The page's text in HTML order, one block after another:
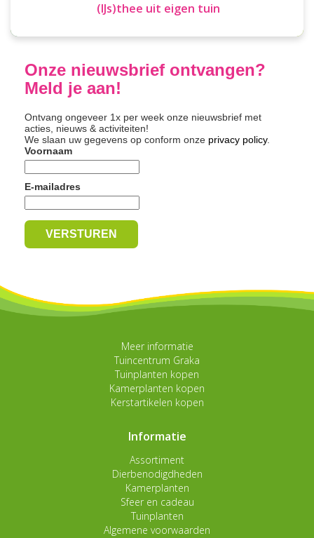
(IJs)thee uit eigen tuin
Onze nieuwsbrief ontvangen?
Meld je aan!
Ontvang ongeveer 1x per week onze nieuwsbrief met
acties, nieuws & activiteiten!
We slaan uw gegevens op conform onze privacy policy.
Voornaam
E-mailadres
Meer informatie
Tuincentrum Graka
Tuinplanten kopen
Kamerplanten kopen
Kerstartikelen kopen
Informatie
Assortiment
Dierbenodigdheden
Kamerplanten
Sfeer en cadeau
Tuinplanten
Algemene voorwaarden